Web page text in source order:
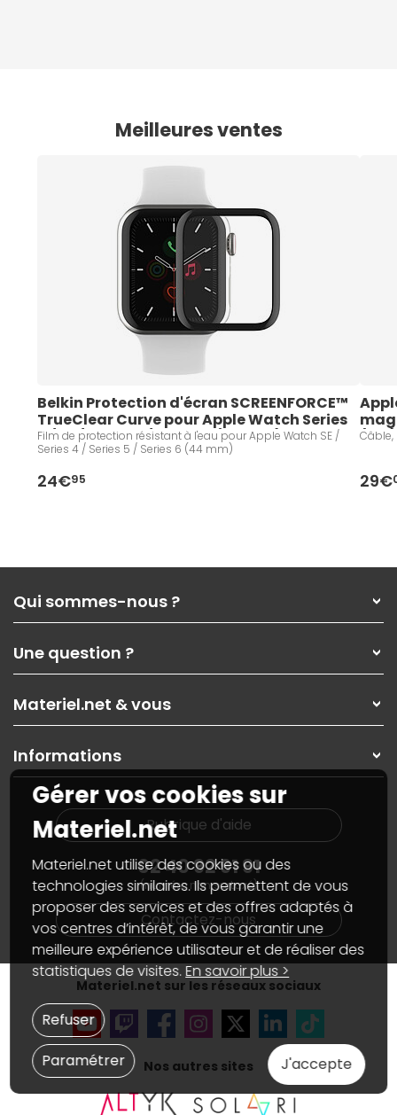
Meilleures ventes
Belkin Protection d'écran SCREENFORCE™
TrueClear Curve pour Apple Watch Series
6 / SE / Series 5 / Series 4 (44 mm)
Film de protection résistant à l'eau pour Apple Watch SE /
Series 4 / Series 5 / Series 6 (44 mm)
24€95
(1 m)
Câble,
29€
Qui sommes-nous ?
Nos services
Les magasins Materiel.net
Nos solutions pour les pros
Contactez-nous
Une question ?
Paiement, livraison
Garanties,Pack Zen
SAV, demander un retour
Informations
Guides d'achats et tutoriels
Materiel.net & vous
On rachète votre carte graphique
PC sur mesure : Votre RDV personnalisé
Notre démarche écologique
Materiel.net recrute
Notre programme d'affiliation
Partenariat & Sponsoring
Informations
Plan du site
Nos marques
Conditions générales de vente
Informations légales
Données personnellesetcookies
Gérer vos cookies
Accessibilité : non conforme
Rubrique d'aide
02 40 92 91 91
(numéro non surtaxé)
Contactez-nous
Materiel.net sur les réseaux sociaux
Nos autres sites
Gérer vos cookies sur
Materiel.net
Materiel.net utilise des cookies ou des
technologies similaires. Ils permettent de vous
proposer des services et des offres adaptés à
vos centres d’intérêt, de vous garantir une
meilleure expérience utilisateur et de réaliser des
statistiques de visites.En savoir plus >
J'accepte
Paramétrer
Refuser